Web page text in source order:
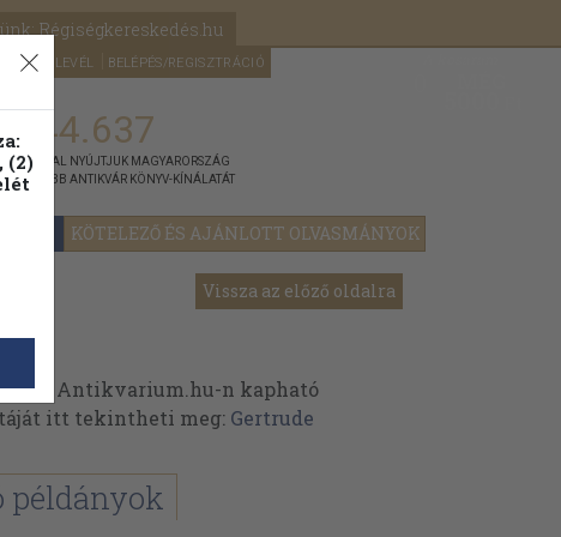
Régiségkereskedés.hu
HÍRLEVÉL BELÉPÉS/REGISZTRÁCIÓ
KÖTELEZŐ ÉS AJÁNLOTT OLVASMÁNYOK
NYÚJTJUK MAGYARORSZÁG
ANTIKVÁR KÖNYV-KÍNÁLATÁT
Vissza az előző oldalra
az Antikvarium.hu-n kapható
itt tekintheti meg: Gertrude
példányok
(2)